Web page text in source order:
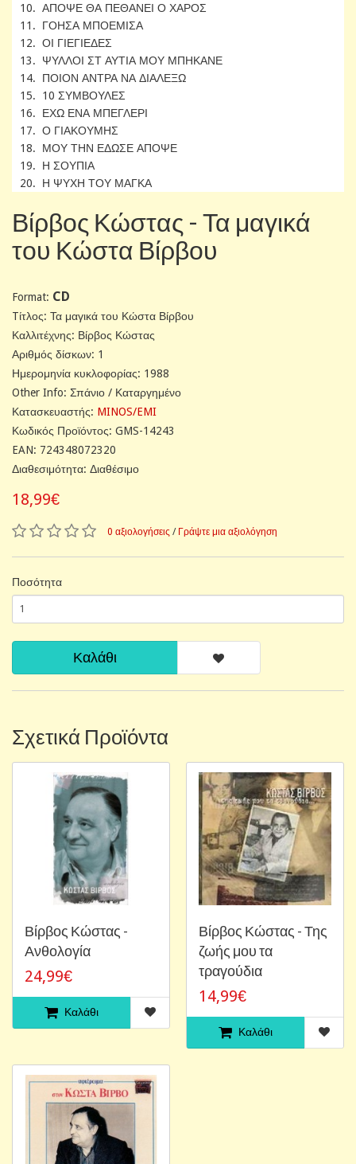
10. ΑΠΟΨΕ ΘΑ ΠΕΘΑΝΕΙ Ο ΧΑΡΟΣ
11. ΓΟΗΣΑ ΜΠΟΕΜΙΣΑ
12. ΟΙ ΓΙΕΓΙΕΔΕΣ
13. ΨΥΛΛΟΙ ΣΤ ΑΥΤΙΑ ΜΟΥ ΜΠΗΚΑΝΕ
14. ΠΟΙΟΝ ΑΝΤΡΑ ΝΑ ΔΙΑΛΕΞΩ
15. 10 ΣΥΜΒΟΥΛΕΣ
16. ΕΧΩ ΕΝΑ ΜΠΕΓΛΕΡΙ
17. Ο ΓΙΑΚΟΥΜΗΣ
18. ΜΟΥ ΤΗΝ ΕΔΩΣΕ ΑΠΟΨΕ
19. Η ΣΟΥΠΙΑ
20. Η ΨΥΧΗ ΤΟΥ ΜΑΓΚΑ
Βίρβος Κώστας - Τα μαγικά
του Κώστα Βίρβου
Format: CD
Tίτλος: Τα μαγικά του Κώστα Βίρβου
Καλλιτέχνης: Βίρβος Κώστας
Αριθμός δίσκων: 1
Ημερομηνία κυκλοφορίας: 1988
Other Info: Σπάνιο / Καταργημένο
Κατασκευαστής: MINOS/EMI
Κωδικός Προϊόντος: GMS-14243
EAN: 724348072320
Διαθεσιμότητα: Διαθέσιμο
18,99€
0 αξιολογήσεις / Γράψτε μια αξιολόγηση
Ποσότητα
Καλάθι
Σχετικά Προϊόντα
Βίρβος Κώστας -
Ανθολογία
24,99€
Καλάθι
Βίρβος Κώστας - Της
ζωής μου τα
τραγούδια
14,99€
Καλάθι